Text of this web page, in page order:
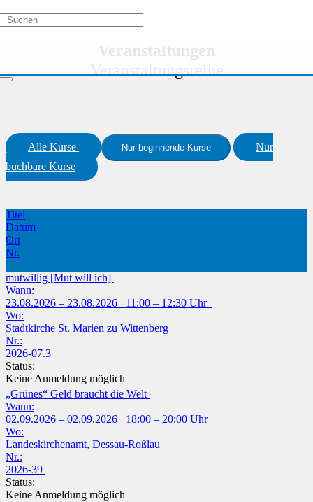
Aktivitätstypen /Veranstaltungsreihe
Veranstaltungen
Veranstaltungsreihe
Alle Kurse Nur beginnende Kurse
Nur
buchbare Kurse
Titel
Datum
Ort
Nr.
mutwillig [Mut will ich]
Wann:
23.08.2026 – 23.08.2026 11:00 – 12:30 Uhr
Wo:
Stadtkirche St. Marien zu Wittenberg
Nr.:
2026-07.3
Status:
Keine Anmeldung möglich
„Grünes“ Geld braucht die Welt
Wann:
02.09.2026 – 02.09.2026 18:00 – 20:00 Uhr
Wo:
Landeskirchenamt, Dessau-Roßlau
Nr.:
2026-39
Status:
Keine Anmeldung möglich